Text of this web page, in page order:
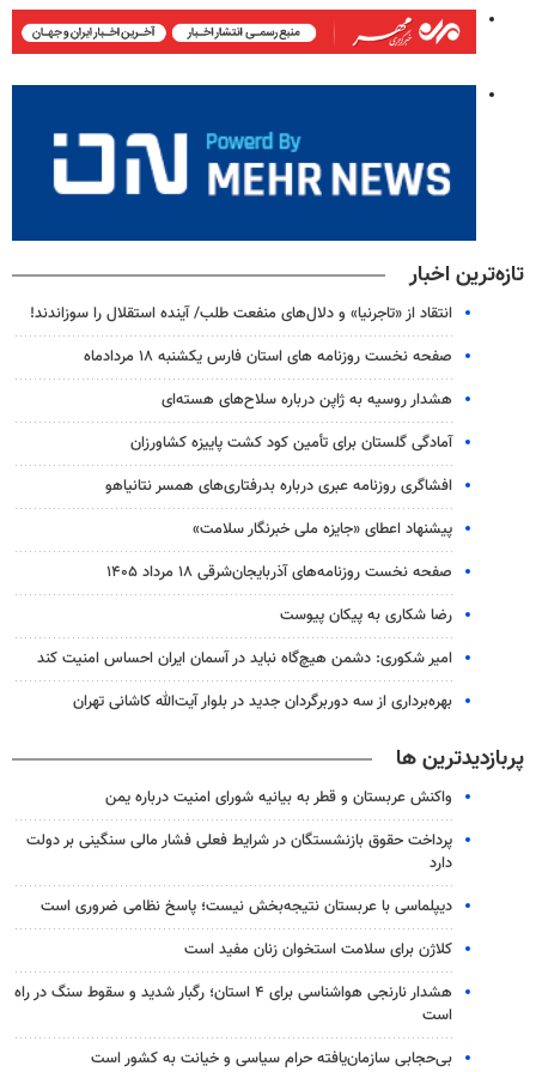
تازه‌ترین اخبار
انتقاد از «تاجرنیا» و دلال‌های منفعت طلب/ آینده استقلال را سوزاندند!
صفحه نخست روزنامه های استان فارس یکشنبه ۱۸ مردادماه
هشدار روسیه به ژاپن درباره سلاح‌های هسته‌ای
آمادگی گلستان برای تأمین کود کشت پاییزه کشاورزان
افشاگری روزنامه عبری درباره بدرفتاری‌های همسر نتانیاهو
پیشنهاد اعطای «جایزه ملی خبرنگار سلامت»
صفحه نخست روزنامه‌های آذربایجان‌شرقی ۱۸ مرداد ۱۴۰۵
رضا شکاری به پیکان پیوست
امیر شکوری: دشمن هیچ‌گاه نباید در آسمان ایران احساس امنیت کند
بهره‌برداری از سه دوربرگردان جدید در بلوار آیت‌الله کاشانی تهران
پربازدیدترین ها
واکنش عربستان و قطر به بیانیه شورای امنیت درباره یمن
پرداخت حقوق بازنشستگان در شرایط فعلی فشار مالی سنگینی بر دولت
دارد
دیپلماسی با عربستان نتیجه‌بخش نیست؛ پاسخ نظامی ضروری است
کلاژن برای سلامت استخوان زنان مفید است
هشدار نارنجی هواشناسی برای ۴ استان؛ رگبار شدید و سقوط سنگ در راه
است
بی‌حجابی سازمان‌یافته حرام سیاسی و خیانت به کشور است